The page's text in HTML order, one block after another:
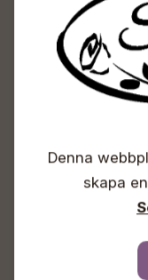
Sunds
Lördagar 09-16
Söndagar
Denna
skapa